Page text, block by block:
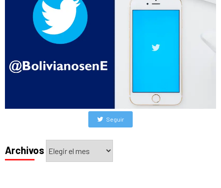
Seguir
Archivos
Archivos